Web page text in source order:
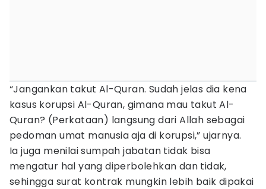
“Jangankan takut Al-Quran. Sudah jelas dia kena
kasus korupsi Al-Quran, gimana mau takut Al-
Quran? (Perkataan) langsung dari Allah sebagai
pedoman umat manusia aja di korupsi,” ujarnya.
Ia juga menilai sumpah jabatan tidak bisa
mengatur hal yang diperbolehkan dan tidak,
sehingga surat kontrak mungkin lebih baik dipakai